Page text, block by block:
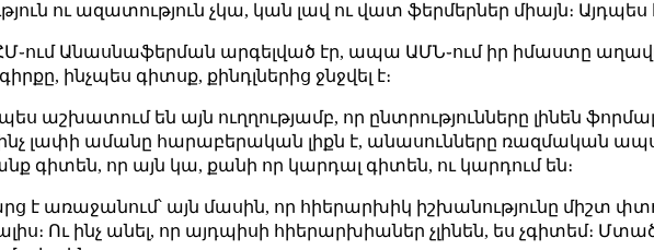
ու ազատություն չկա, կան լավ ու վատ ֆերմերներ միայն։ Այդպես
Անասնաֆերման արգելված էր, ապա ԱՄՆ֊ում իր իմաստը
ինչպես գիտսք, քինդլներից ջնջվել է։
աշխատում են այն ուղղությամբ, որ ընտրությունները լինեն
մինչ լափի ամանը հարաբերական լիքն է, անասունները ռազմական
գիտեն, որ այն կա, քանի որ կարդալ գիտեն, ու կարդում են։
է առաջանում՝ այն մասին, որ հիերարխիկ իշխանությունը միշտ
Ու ինչ անել, որ այդպիսի հիերարխիաներ չլինեն, ես չգիտեմ։